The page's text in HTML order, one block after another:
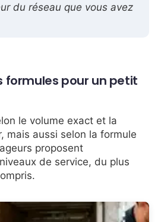
du réseau que vous avez
formules pour un petit
le volume exact et la
mais aussi selon la formule
proposent
de service, du plus